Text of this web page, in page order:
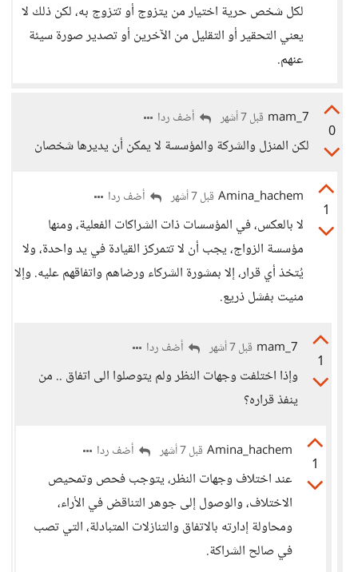
لكل شخص حرية اختيار من يتزوج أو تتزوج به، لكن ذلك لا
يعني التحقير أو التقليل من الآخرين أو تصدير صورة سيئة
عنهم.
0
mam_7 قبل 7 أشهر أضف ردا
لكن المنزل والشركة والمؤسسة لا يمكن أن يديرها شخصان
1
Amina_hachem قبل 7 أشهر أضف ردا
لا بالعكس، في المؤسسات ذات الشراكات الفعلية، ومنها
مؤسسة الزواج، يجب أن لا تتمركز القيادة في يد واحدة، ولا
يُتخذ أي قرار، إلا بمشورة الشركاء ورضاهم واتفاقهم عليه. وإلا
منيت بفشل ذريع.
1
mam_7 قبل 7 أشهر أضف ردا
وإذا اختلفت وجهات النظر ولم يتوصلوا الى اتفاق .. من
ينفذ قراره؟
1
Amina_hachem قبل 7 أشهر أضف ردا
عند اختلاف وجهات النظر، يتوجب فحص وتمحيص
الاختلاف، والوصول إلى جوهر التناقض في الأراء،
ومحاولة إدارته بالاتفاق والتنازلات المتبادلة، التي تصب
في صالح الشراكة.